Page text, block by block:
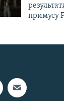
примусу